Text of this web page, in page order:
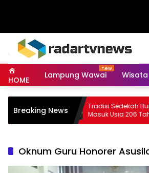
HOME Lampung Wawai
Breaking NewsTradisi Sedekah Bumi Sumur
Masuk Usia 206 Tahun
Oknum Guru Honorer